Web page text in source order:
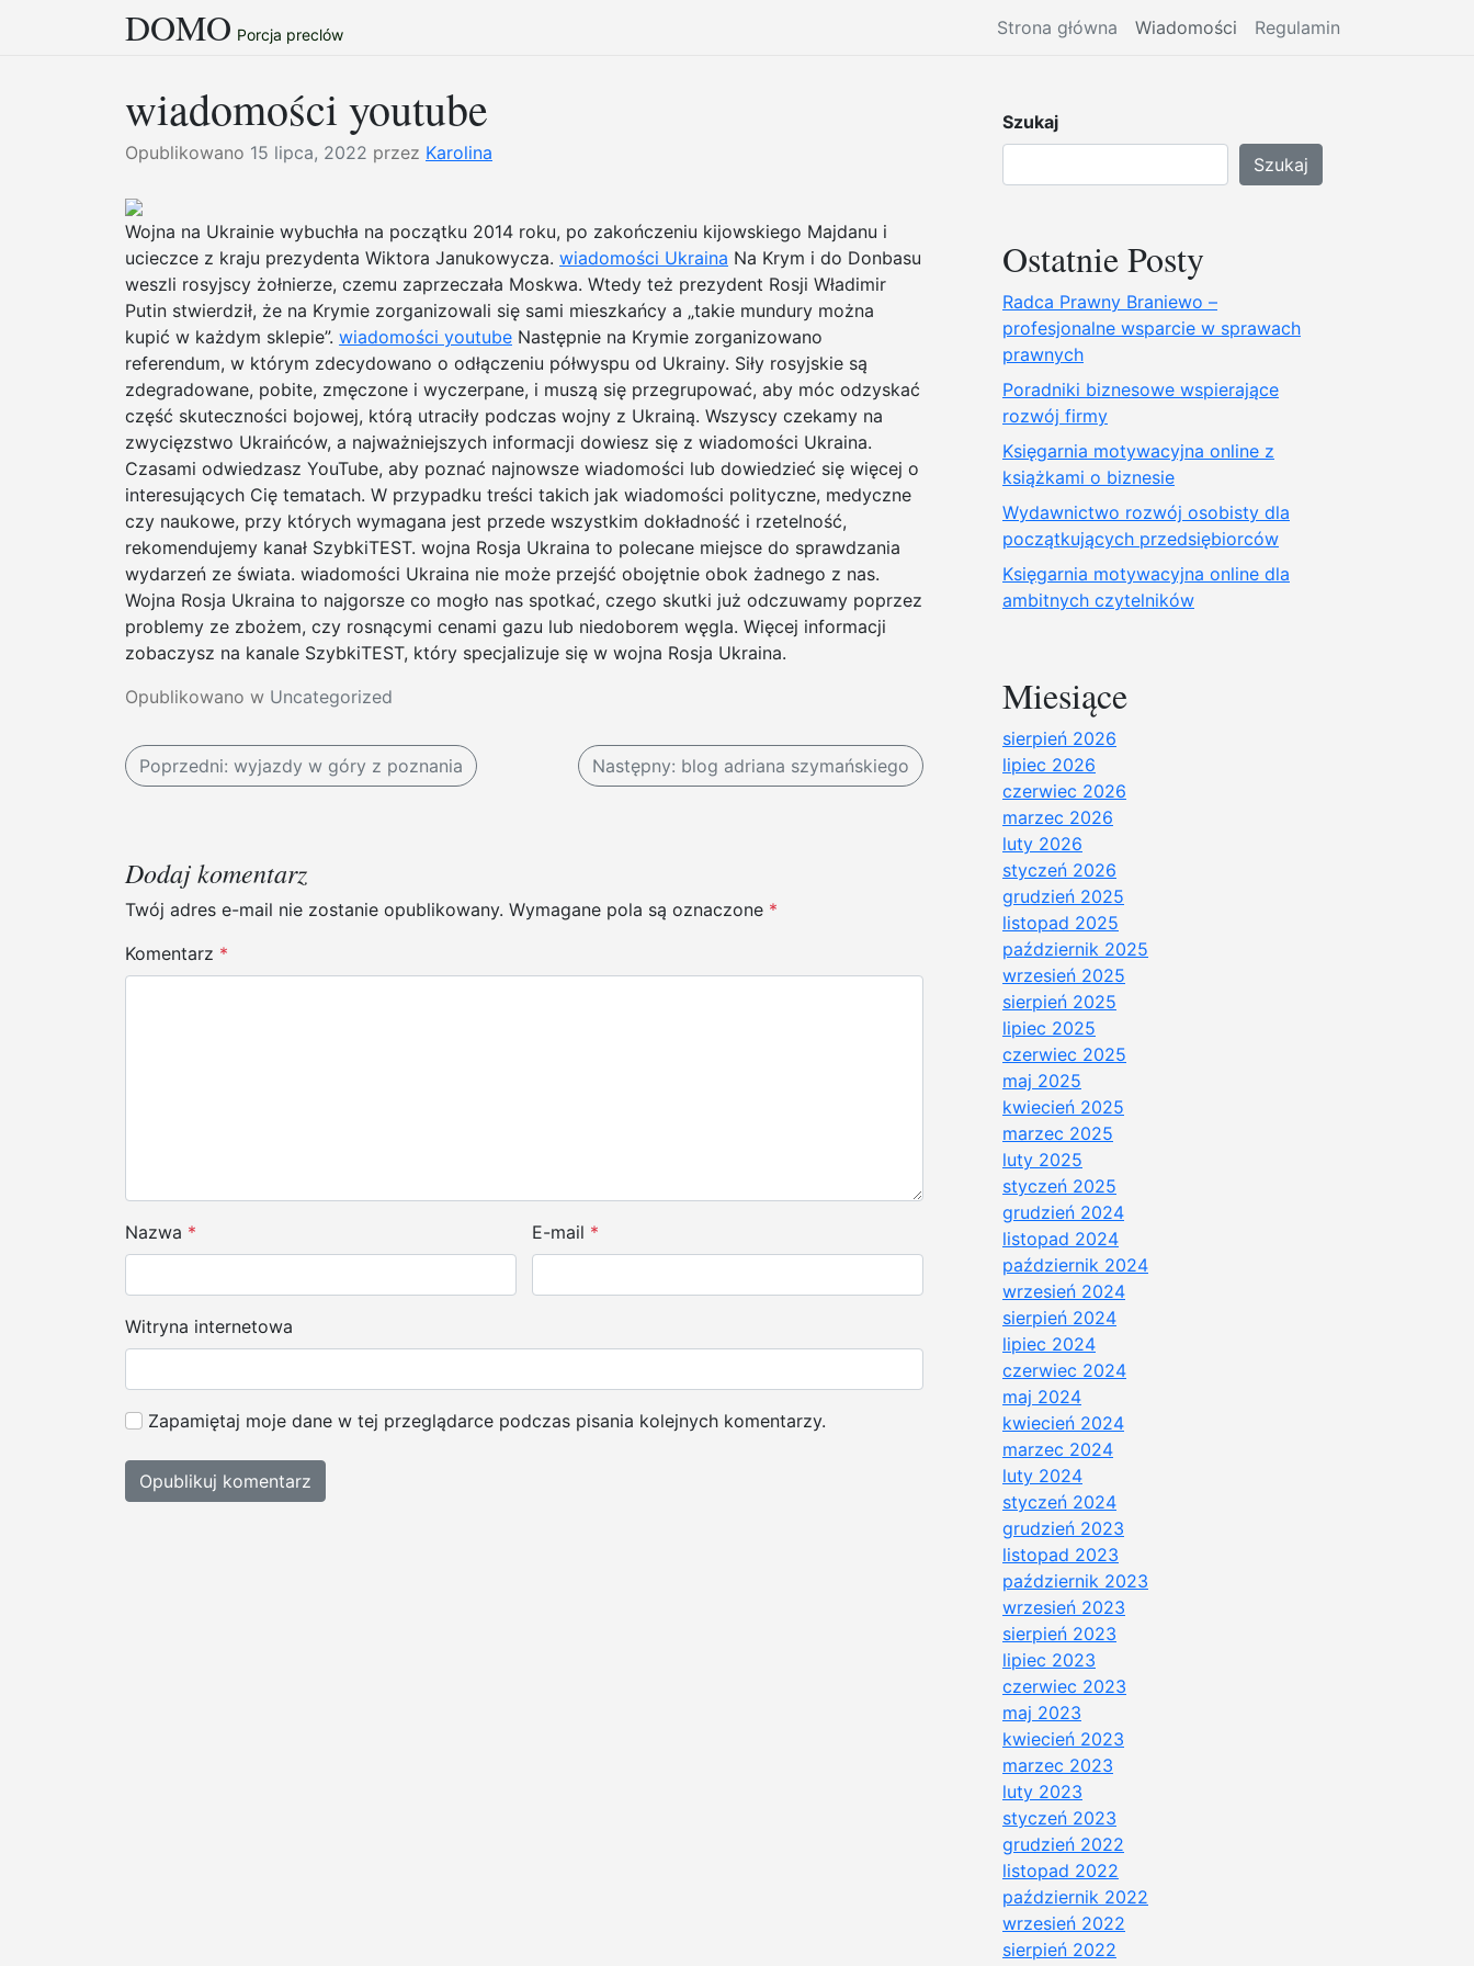
DOMO Porcja preclów Strona główna Wiadomości Regulamin
wiadomości youtube
Opublikowano 15 lipca, 2022 przez Karolina
Wojna na Ukrainie wybuchła na początku 2014 roku, po zakończeniu kijowskiego Majdanu i
ucieczce z kraju prezydenta Wiktora Janukowycza. wiadomości Ukraina Na Krym i do Donbasu
weszli rosyjscy żołnierze, czemu zaprzeczała Moskwa. Wtedy też prezydent Rosji Władimir
Putin stwierdził, że na Krymie zorganizowali się sami mieszkańcy a „takie mundury można
kupić w każdym sklepie”. wiadomości youtube Następnie na Krymie zorganizowano
referendum, w którym zdecydowano o odłączeniu półwyspu od Ukrainy. Siły rosyjskie są
zdegradowane, pobite, zmęczone i wyczerpane, i muszą się przegrupować, aby móc odzyskać
część skuteczności bojowej, którą utraciły podczas wojny z Ukrainą. Wszyscy czekamy na
zwycięzstwo Ukraińców, a najważniejszych informacji dowiesz się z wiadomości Ukraina.
Czasami odwiedzasz YouTube, aby poznać najnowsze wiadomości lub dowiedzieć się więcej o
interesujących Cię tematach. W przypadku treści takich jak wiadomości polityczne, medyczne
czy naukowe, przy których wymagana jest przede wszystkim dokładność i rzetelność,
rekomendujemy kanał SzybkiTEST. wojna Rosja Ukraina to polecane miejsce do sprawdzania
wydarzeń ze świata. wiadomości Ukraina nie może przejść obojętnie obok żadnego z nas.
Wojna Rosja Ukraina to najgorsze co mogło nas spotkać, czego skutki już odczuwamy poprzez
problemy ze zbożem, czy rosnącymi cenami gazu lub niedoborem węgla. Więcej informacji
zobaczysz na kanale SzybkiTEST, który specjalizuje się w wojna Rosja Ukraina.
Opublikowano w Uncategorized
N
i
g
a
i
s
u
Poprzedni: wyjazdy w góry z poznania Następny: blog adriana szymańskiego
Dodaj komentarz
Twój adres e-mail nie zostanie opublikowany. Wymagane pola są oznaczone *
Komentarz *
Nazwa * E-mail *
Witryna internetowa
Zapamiętaj moje dane w tej przeglądarce podczas pisania kolejnych komentarzy.
Szukaj
Szukaj
Ostatnie Posty
Radca Prawny Braniewo –
profesjonalne wsparcie w sprawach
prawnych
Poradniki biznesowe wspierające
rozwój firmy
Księgarnia motywacyjna online z
książkami o biznesie
Wydawnictwo rozwój osobisty dla
początkujących przedsiębiorców
Księgarnia motywacyjna online dla
ambitnych czytelników
Miesiące
sierpień 2026
lipiec 2026
czerwiec 2026
marzec 2026
luty 2026
styczeń 2026
grudzień 2025
listopad 2025
październik 2025
wrzesień 2025
sierpień 2025
lipiec 2025
czerwiec 2025
maj 2025
kwiecień 2025
marzec 2025
luty 2025
styczeń 2025
grudzień 2024
listopad 2024
październik 2024
wrzesień 2024
sierpień 2024
lipiec 2024
czerwiec 2024
maj 2024
kwiecień 2024
marzec 2024
luty 2024
styczeń 2024
grudzień 2023
listopad 2023
październik 2023
wrzesień 2023
sierpień 2023
lipiec 2023
czerwiec 2023
maj 2023
kwiecień 2023
marzec 2023
luty 2023
styczeń 2023
grudzień 2022
listopad 2022
październik 2022
wrzesień 2022
sierpień 2022